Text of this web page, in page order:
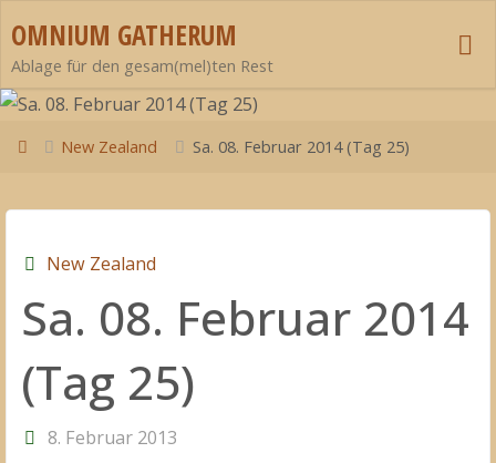
Inhalt
springen
OMNIUM GATHERUM
Ablage für den gesam(mel)ten Rest
StartNew Zealand Sa. 08. Februar 2014 (Tag 25)
New Zealand
Sa. 08. Februar 2014
(Tag 25)
8. Februar 2013